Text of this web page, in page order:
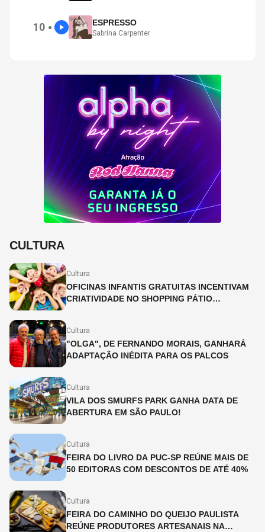
10 ● ESPRESSO
Sabrina Carpenter
CULTURA
Cultura
OFICINAS INFANTIS GRATUITAS INCENTIVAM
CRIATIVIDADE NO SHOPPING PÁTIO
Cultura
"OLGA", DE FERNANDO MORAIS, GANHARÁ
ADAPTAÇÃO INÉDITA PARA OS PALCOS
Cultura
VILA DOS SMURFS PARK GANHA DATA DE
ABERTURA EM SÃO PAULO!
Cultura
FEIRA DO LIVRO DA PUC-SP REÚNE MAIS DE
50 EDITORAS COM DESCONTOS DE ATÉ 40%
Cultura
FEIRA DO CAMINHO DO QUEIJO PAULISTA
REÚNE PRODUTORES ARTESANAIS NA